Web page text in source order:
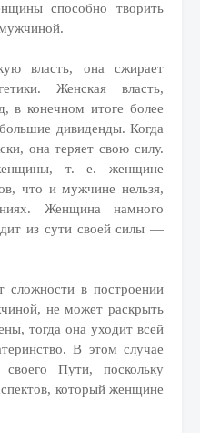
способно творить
власть, она сжирает
Женская власть,
в конечном итоге более
дивиденды. Когда
она теряет свою силу.
т. е. женщине
что и мужчине нельзя,
Женщина намного
из сути своей силы —
в построении
не может раскрыть
тогда она уходит всей
В этом случае
Пути, поскольку
который женщине